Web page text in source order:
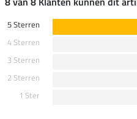
5 Sterren
4 Sterren
3 Sterren
2 Sterren
1 Ster